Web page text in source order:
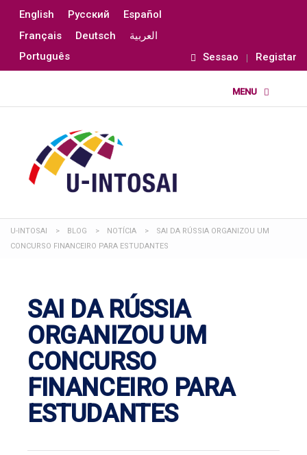
English Русский
Español
Français
Deutsch
العربية
Português
Sessao Registar
U-INTOSAI > BLOG > NOTÍCIA >
SAI DA RÚSSIA ORGANIZOU UM
CONCURSO FINANCEIRO PARA ESTUDANTES
SAI DA RÚSSIA
ORGANIZOU UM
CONCURSO
FINANCEIRO PARA
ESTUDANTES